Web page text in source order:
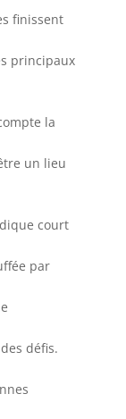
finissent
principaux
la
un lieu
court
par
défis.